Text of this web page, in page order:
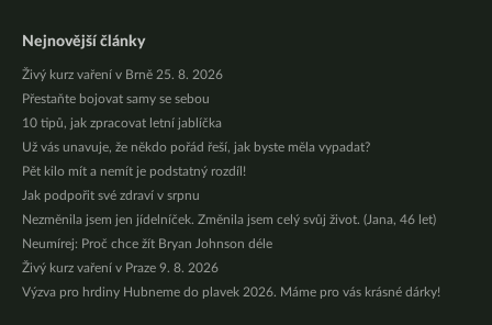
Nejnovější články
Živý kurz vaření v Brně 25. 8. 2026
Přestaňte bojovat samy se sebou
10 tipů, jak zpracovat letní jablíčka
Už vás unavuje, že někdo pořád řeší, jak byste měla vypadat?
Pět kilo mít a nemít je podstatný rozdíl!
Jak podpořit své zdraví v srpnu
Nezměnila jsem jen jídelníček. Změnila jsem celý svůj život. (Jana, 46 let)
Neumírej: Proč chce žít Bryan Johnson déle
Živý kurz vaření v Praze 9. 8. 2026
Výzva pro hrdiny Hubneme do plavek 2026. Máme pro vás krásné dárky!